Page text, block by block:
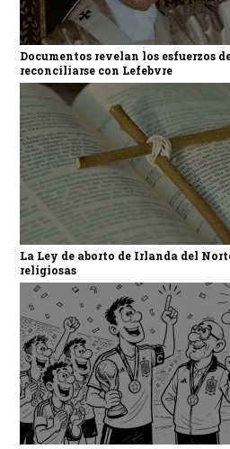
Documentos revelan los esfuerzos
reconciliarse con Lefebvre
La Ley de aborto de Irlanda del
religiosas